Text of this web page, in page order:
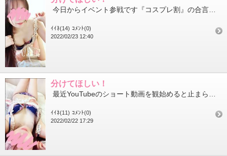
ｲｲﾈ(14) ｺﾒﾝﾄ(0)
2022/02/23 12:40
分けてほしい！
ｲｲﾈ(11) ｺﾒﾝﾄ(0)
2022/02/22 17:29